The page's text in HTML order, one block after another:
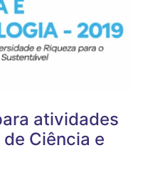
atividades
Ciência e